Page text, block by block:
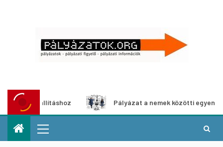
kiállításhoz Pályázat a nemek közötti egyenlőség